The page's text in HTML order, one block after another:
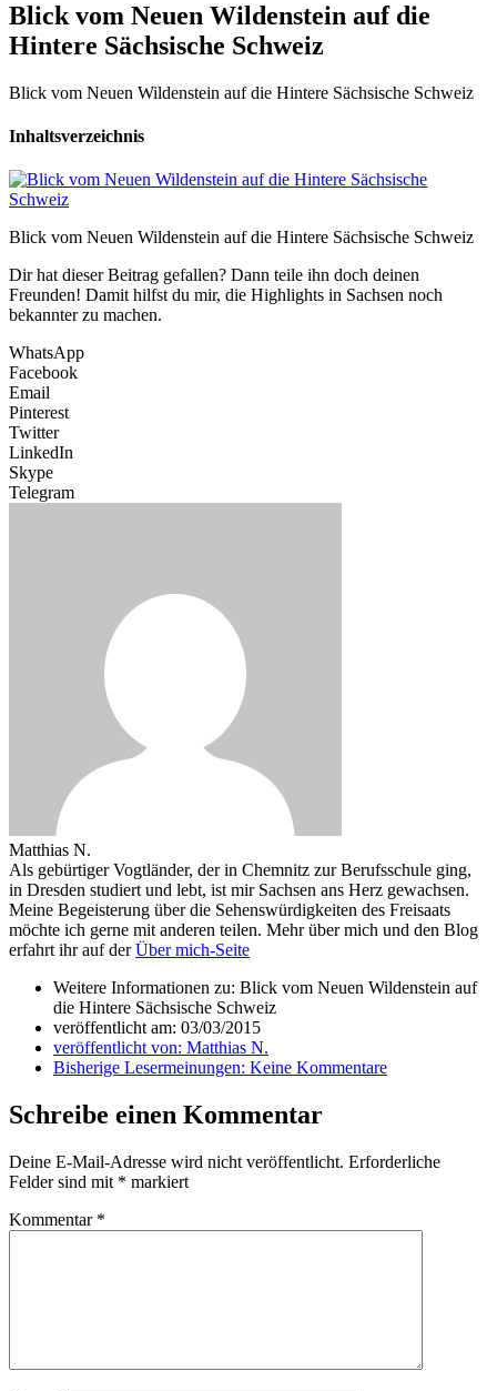
Blick vom Neuen Wildenstein auf die
Hintere Sächsische Schweiz
Blick vom Neuen Wildenstein auf die Hintere Sächsische Schweiz
Inhaltsverzeichnis
Blick vom Neuen Wildenstein auf die Hintere Sächsische Schweiz
Dir hat dieser Beitrag gefallen? Dann teile ihn doch deinen
Freunden! Damit hilfst du mir, die Highlights in Sachsen noch
bekannter zu machen.
WhatsApp
Facebook
Email
Pinterest
Twitter
LinkedIn
Skype
Telegram
Matthias N.
Als gebürtiger Vogtländer, der in Chemnitz zur Berufsschule ging,
in Dresden studiert und lebt, ist mir Sachsen ans Herz gewachsen.
Meine Begeisterung über die Sehenswürdigkeiten des Freisaats
möchte ich gerne mit anderen teilen. Mehr über mich und den Blog
erfahrt ihr auf derÜber mich-Seite
Weitere Informationen zu: Blick vom Neuen Wildenstein auf
die Hintere Sächsische Schweiz
veröffentlicht am: 03/03/2015
veröffentlicht von: Matthias N.
Bisherige Lesermeinungen: Keine Kommentare
Schreibe einen Kommentar
Deine E-Mail-Adresse wird nicht veröffentlicht. Erforderliche
Felder sind mit * markiert
Kommentar *